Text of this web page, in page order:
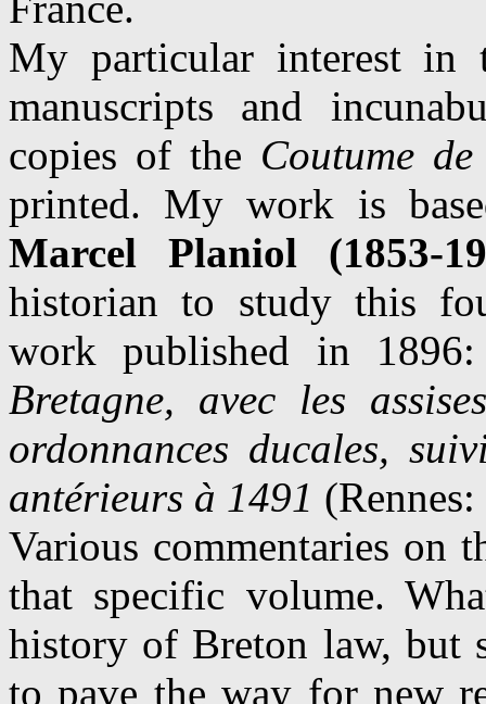
My particular interest in
manuscripts and
copies of the Coutume
printed. My work is
Marcel Planiol (1853-
historian to study this
work published in
Bretagne, avec les
ordonnances ducales,
antérieurs à 1491
Various commentaries on
that specific volume.
history of Breton law, but
to pave the way for new